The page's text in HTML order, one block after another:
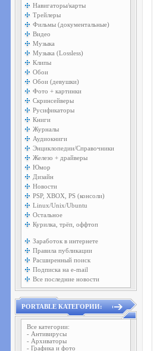
Навигаторы/карты
Трейлеры
Фильмы (документальные)
Видео
Музыка
Музыка (Lossless)
Клипы
Обои
Обои (девушки)
Фото + картинки
Скринсейверы
Русификаторы
Книги
Журналы
Аудиокниги
Энциклопедии/Справочники
Железо + драйверы
Юмор
Дизайн
Новости
PSP, XBOX, PS (консоли)
Linux/Unix/Ubuntu
Остальное
Курилка, трёп, оффтоп
Заработок в интернете
Правила публикации
Расширенный поиск
Подписка на e-mail
Все последние новости
PORTABLE КАТЕГОРИИ:
Все категории:
- Антивирусы
- Архиваторы
- Графика и фото